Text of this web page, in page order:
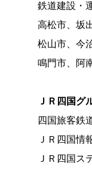
鉄道建設・
高松市、坂
松山市、今
鳴門市、阿
ＪＲ四国グ
四国旅客鉄
ＪＲ四国
ＪＲ四国ス